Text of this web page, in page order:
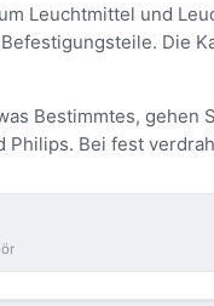
Leuchtmittel und
Die
Bestimmtes, gehen
Philips. Bei fest